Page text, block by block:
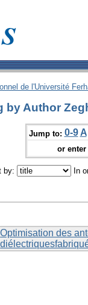
de l'Université
by Author
Jump to: 0-9 A
or
by: In
Optimisation des